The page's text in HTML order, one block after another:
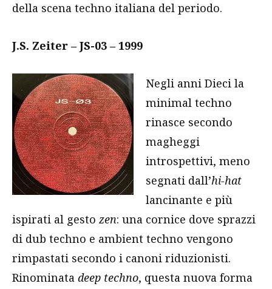
della scena techno italiana del periodo.
J.S. Zeiter – JS-03 – 1999
Negli anni Dieci la
minimal techno
rinasce secondo
magheggi
introspettivi, meno
segnati dall’hi-hat
lancinante e più
ispirati al gesto zen: una cornice dove sprazzi
di dub techno e ambient techno vengono
rimpastati secondo i canoni riduzionisti.
Rinominata deep techno, questa nuova forma